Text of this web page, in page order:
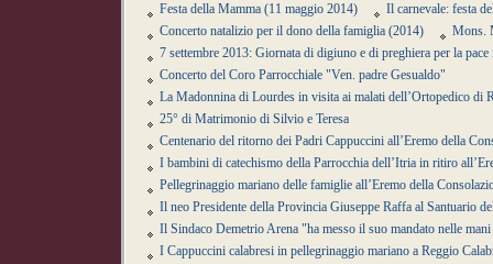
Festa della Mamma (11 maggio 2014)
Il carnevale: festa
Concerto natalizio per il dono della famiglia (2014)
Mons.
7 settembre 2013: Giornata di digiuno e di preghiera per la
Concerto del Coro Parrocchiale "Ven. padre Gesualdo"
La Madonnina di Lourdes in visita ai malati dell’Ortopedico di
25° di Matrimonio di Silvio e Teresa
Centenario del ritorno dei Padri Cappuccini all’Eremo della
I bambini di catechismo della Parrocchia dell’Itria in ritiro
Pellegrinaggio mariano delle famiglie all’Eremo della
Il neo Presidente della Provincia Giuseppe Raffa al Santuario
Il Sindaco Demetrio Arena "ha messo il suo mandato nelle
I Cappuccini calabresi in pellegrinaggio mariano a Reggio